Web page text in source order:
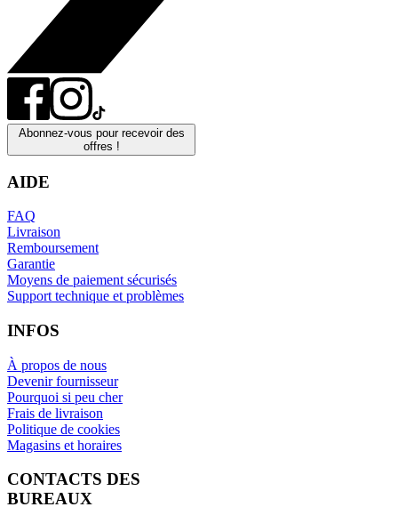
Abonnez-vous pour recevoir des
offres !
AIDE
FAQ
Livraison
Remboursement
Garantie
Moyens de paiement sécurisés
Support technique et problèmes
INFOS
À propos de nous
Devenir fournisseur
Pourquoi si peu cher
Frais de livraison
Politique de cookies
Magasins et horaires
CONTACTS DES
BUREAUX